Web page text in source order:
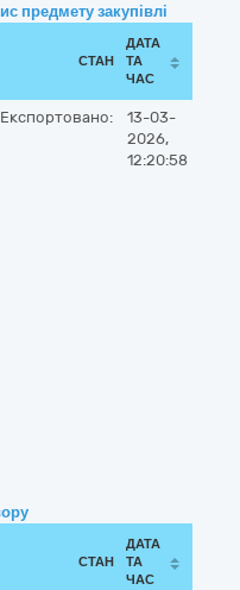
предмету закупівлі
СТАН
ДАТА
ТА
ЧАС
Експортовано:
13-03-
2026,
12:20:58
СТАН
ДАТА
ТА
ЧАС